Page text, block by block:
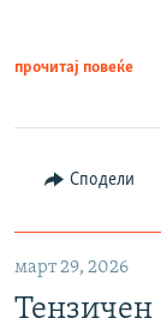
прочитај повеќе
Сподели
март 29, 2026
Тензичен